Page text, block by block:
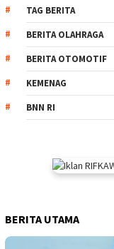
TAG BERITA
BERITA OLAHRAGA
BERITA OTOMOTIF
KEMENAG
BNN RI
BERITA UTAMA